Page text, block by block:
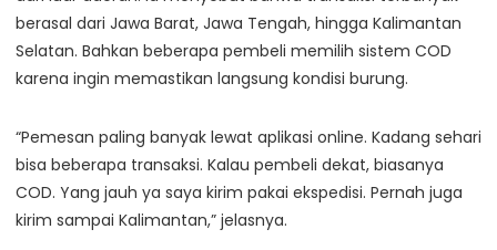
berasal dari Jawa Barat, Jawa Tengah, hingga Kalimantan
Selatan. Bahkan beberapa pembeli memilih sistem COD
karena ingin memastikan langsung kondisi burung.
“Pemesan paling banyak lewat aplikasi online. Kadang sehari
bisa beberapa transaksi. Kalau pembeli dekat, biasanya
COD. Yang jauh ya saya kirim pakai ekspedisi. Pernah juga
kirim sampai Kalimantan,” jelasnya.